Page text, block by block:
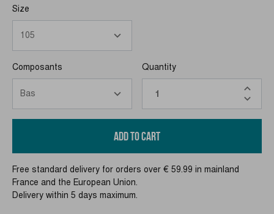
Size
Composants Quantity
ADD TO CART
Free standard delivery for orders over € 59.99 in mainland
France and the European Union.
Delivery within 5 days maximum.